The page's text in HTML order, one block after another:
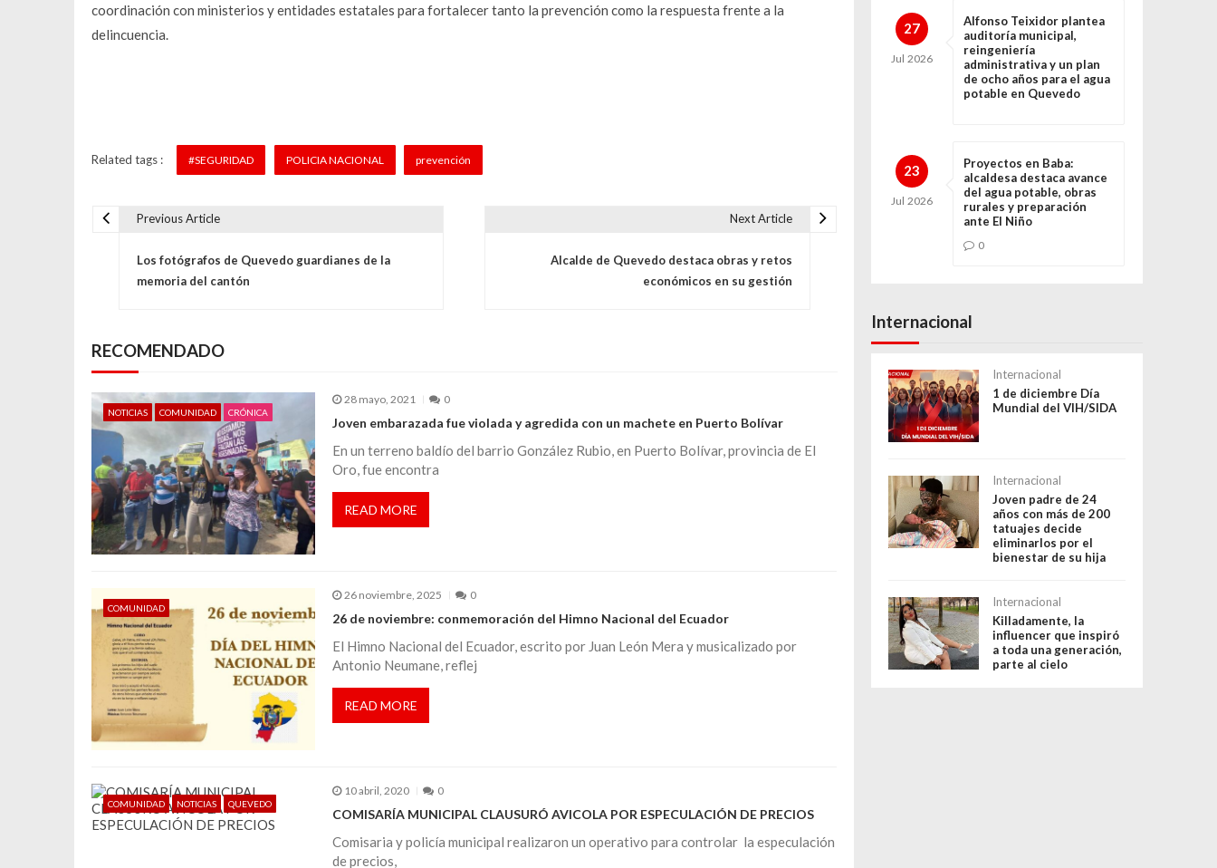
coordinación con ministerios y entidades estatales para fortalecer tanto la prevención como la respuesta frente a la
delincuencia.
Related tags : #SEGURIDAD POLICIA NACIONAL prevención
e
g
a
c
i
ó
d
e
e
n
Previous Article
Los fotógrafos de Quevedo guardianes de la
memoria del cantón
Next Article
Alcalde de Quevedo destaca obras y retos
económicos en su gestión
RECOMENDADO
NOTICIAS COMUNIDAD CRÓNICA
28 mayo, 2021 0
Joven embarazada fue violada y agredida con un machete en Puerto Bolívar
En un terreno baldío del barrio González Rubio, en Puerto Bolívar, provincia de El
Oro, fue encontra
READ MORE
COMUNIDAD
26 noviembre, 2025 0
26 de noviembre: conmemoración del Himno Nacional del Ecuador
El Himno Nacional del Ecuador, escrito por Juan León Mera y musicalizado por
Antonio Neumane, reflej
READ MORE
COMUNIDAD NOTICIAS QUEVEDO
10 abril, 2020 0
COMISARÍA MUNICIPAL CLAUSURÓ AVICOLA POR ESPECULACIÓN DE PRECIOS
Comisaria y policía municipal realizaron un operativo para controlar la especulación
de precios,
27
Jul 2026
Alfonso Teixidor plantea
auditoría municipal,
reingeniería
administrativa y un plan
de ocho años para el agua
potable en Quevedo
23
Jul 2026
Proyectos en Baba:
alcaldesa destaca avance
del agua potable, obras
rurales y preparación
ante El Niño
0
Internacional
Internacional
1 de diciembre Día
Mundial del VIH/SIDA
Internacional
Joven padre de 24
años con más de 200
tatuajes decide
eliminarlos por el
bienestar de su hija
Internacional
Killadamente, la
influencer que inspiró
a toda una generación,
parte al cielo